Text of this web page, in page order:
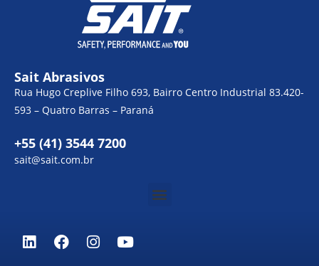
Sait Abrasivos
Rua Hugo Creplive Filho 693, Bairro Centro Industrial 83.420-
593 – Quatro Barras – Paraná
+55 (41) 3544 7200
sait@sait.com.br
Menu
L
i
F
a
I
n
Y
o